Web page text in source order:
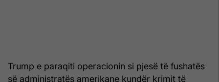
Trump e paraqiti operacionin si pjesë të fushatës
së administratës amerikane kundër krimit të